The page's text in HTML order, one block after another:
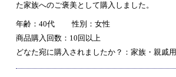
た家族へのご褒美として購入しました。
年齢：40代
性別：女性
商品購入回数：10回以上
どなた宛に購入されましたか？：家族・親戚用